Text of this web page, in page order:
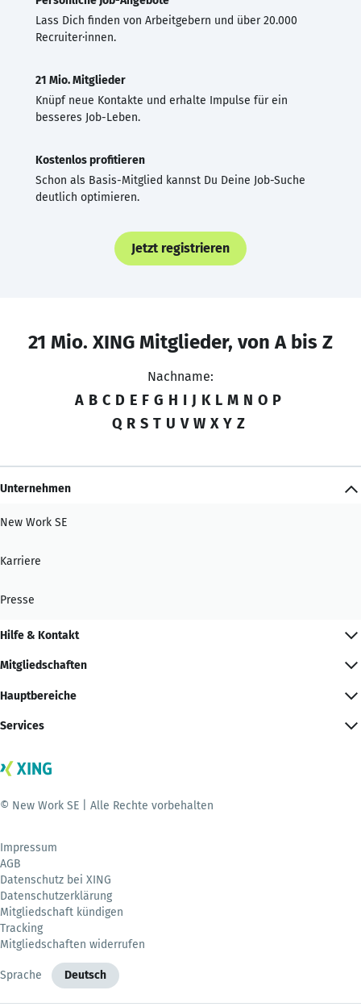
Lass Dich finden von Arbeitgebern und über 20.000
Recruiter·innen.
21 Mio. Mitglieder
Knüpf neue Kontakte und erhalte Impulse für ein
besseres Job-Leben.
Kostenlos profitieren
Schon als Basis-Mitglied kannst Du Deine Job-Suche
deutlich optimieren.
Jetzt registrieren
21 Mio. XING Mitglieder, von A bis Z
Nachname:
A B C D E F G H I J K L M N O P
Q R S T U V W X Y Z
Unternehmen
New Work SE
Karriere
Presse
Hilfe & Kontakt
Mitgliedschaften
Hauptbereiche
Services
© New Work SE | Alle Rechte vorbehalten
Impressum
AGB
Datenschutz bei XING
Datenschutzerklärung
Mitgliedschaft kündigen
Tracking
Mitgliedschaften widerrufen
Sprache Deutsch